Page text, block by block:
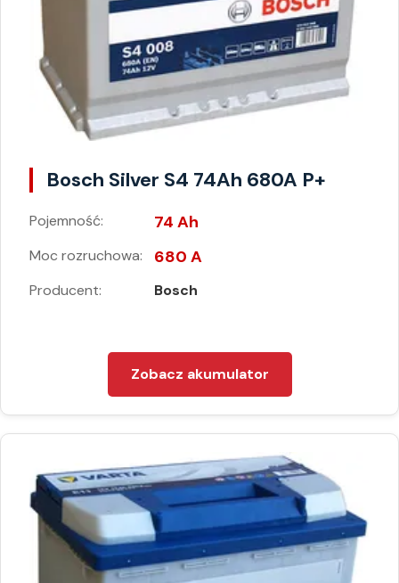
Bosch Silver S4 74Ah 680A P+
Pojemność: 74 Ah
Moc rozruchowa: 680 A
Producent: Bosch
Zobacz akumulator